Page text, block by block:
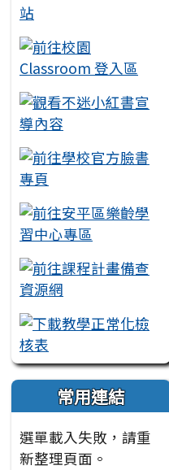
常用連結
選單載入失敗，請重
新整理頁面。